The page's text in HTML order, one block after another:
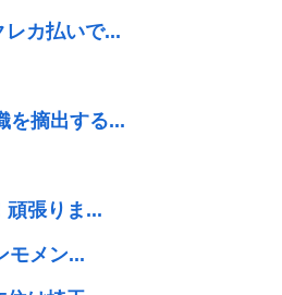
カ払いで...
を摘出する...
頑張りま...
モメン...